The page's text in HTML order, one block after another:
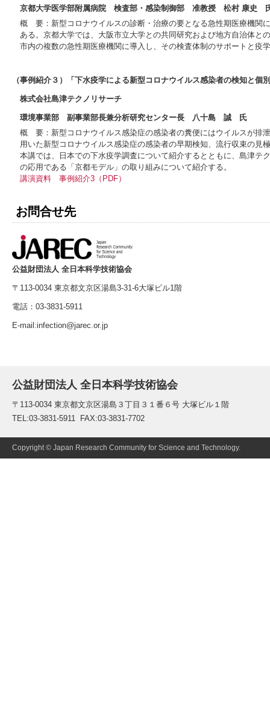
京都大学医学部附属病院 検査部・感染制御部 准教授 松村 康史
概 要：新型コロナウイルスの診断・治療の要となる急性期医療機関
ある。京都大学では、大阪市立大学との共同研究および地方自治体と
市内の複数の急性期医療機関に導入し、その検査体制のサポートと疫
（事例紹介３）「下水疫学による新型コロナウイルス感染者の検知と個
株式会社島津テクノリサーチ
環境事業部 副事業部長兼分析研究センター長 八十島 誠 氏
概 要：新型コロナウイルス感染症の感染者の糞便にはウイルスが排
用いた新型コロナウイルス感染症の感染者の早期検知、流行収束の見
本講では、日本での下水疫学調査について紹介するとともに、島津テ
の応用である「京都モデル」の取り組みについて紹介する。
講演資料 事例紹介3（PDF）
お問合せ先
公益財団法人 全日本科学技術協会
〒113-0034 東京都文京区湯島3-31-6大塚ビル1階
電話：03-3831-5911
E-mail:infection@jarec.or.jp
公益財団法人 全日本科学技術協会
〒113-0034 東京都文京区湯島３丁目３１番６号 大塚ビル１階
TEL:03-3831-5911 FAX:03-3831-7702
Copyright © Japan Research Community for Science and Technology.